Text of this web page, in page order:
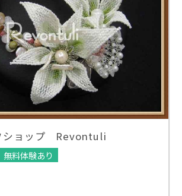
ショップ Revontuli
無料体験あり